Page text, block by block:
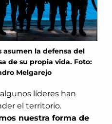
asumen la defensa del
de su propia vida. Foto:
Melgarejo
líderes han
el territorio.
nuestra forma de